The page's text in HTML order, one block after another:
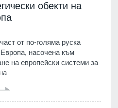
обекти на
от по-голяма руска
насочена към
на европейски системи за